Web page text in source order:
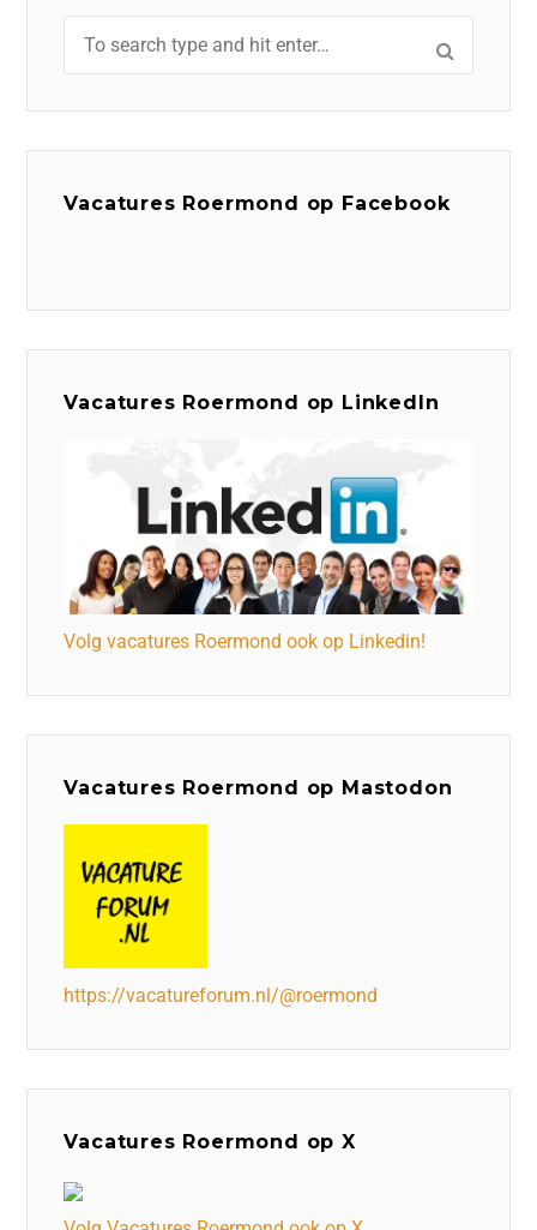
Vacatures Roermond op Facebook
Vacatures Roermond op LinkedIn
Volg vacatures Roermond ook op Linkedin!
Vacatures Roermond op Mastodon
https://vacatureforum.nl/@roermond
Vacatures Roermond op X